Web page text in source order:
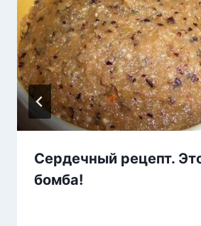
Сердечный рецепт.
бомба!